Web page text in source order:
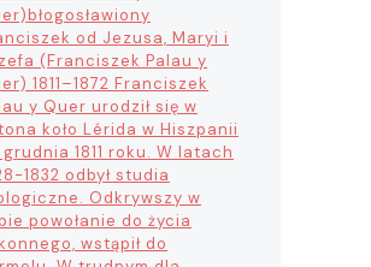
błogosławiony
od Jezusa, Maryi i
(Franciszek Palau y
1811–1872 Franciszek
y Quer urodził się w
koło Lérida w Hiszpanii
1811 roku. W latach
1832 odbył studia
Odkrywszy w
powołanie do życia
wstąpił do